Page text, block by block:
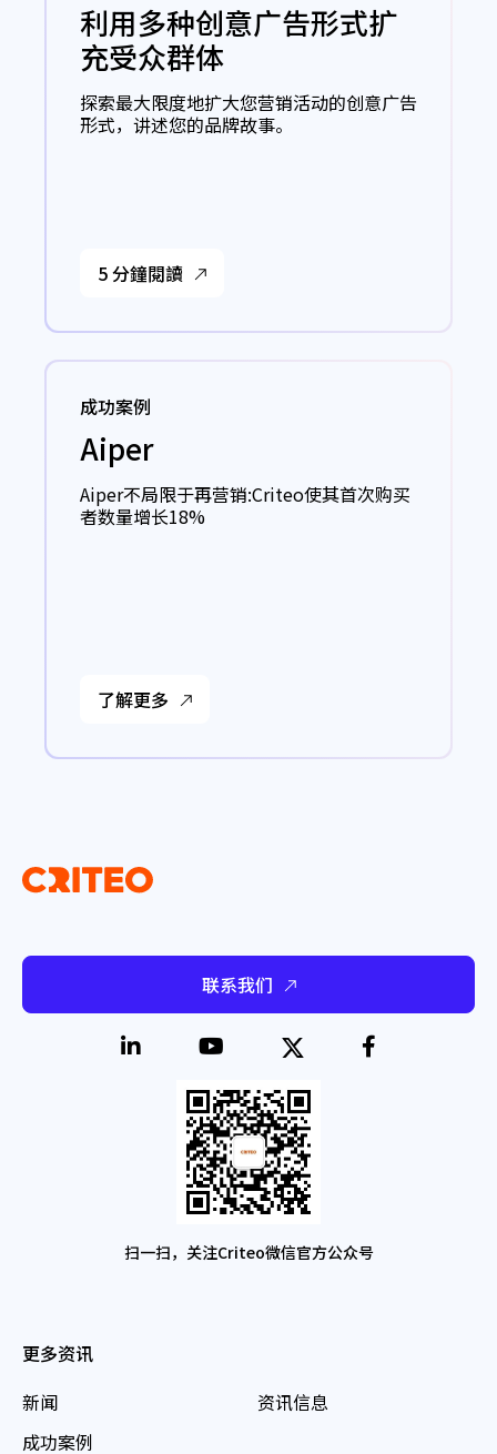
利用多种创意广告形式扩
充受众群体
探索最大限度地扩大您营销活动的创意广告
形式，讲述您的品牌故事。
5 分鐘閱讀
成功案例
Aiper
Aiper不局限于再营销:Criteo使其首次购买
者数量增长18%
了解更多
联系我们
扫一扫，关注Criteo微信官方公众号
更多资讯
新闻
成功案例
资讯信息